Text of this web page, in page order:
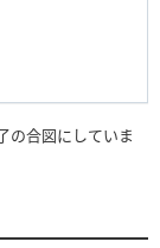
の合図にしていま